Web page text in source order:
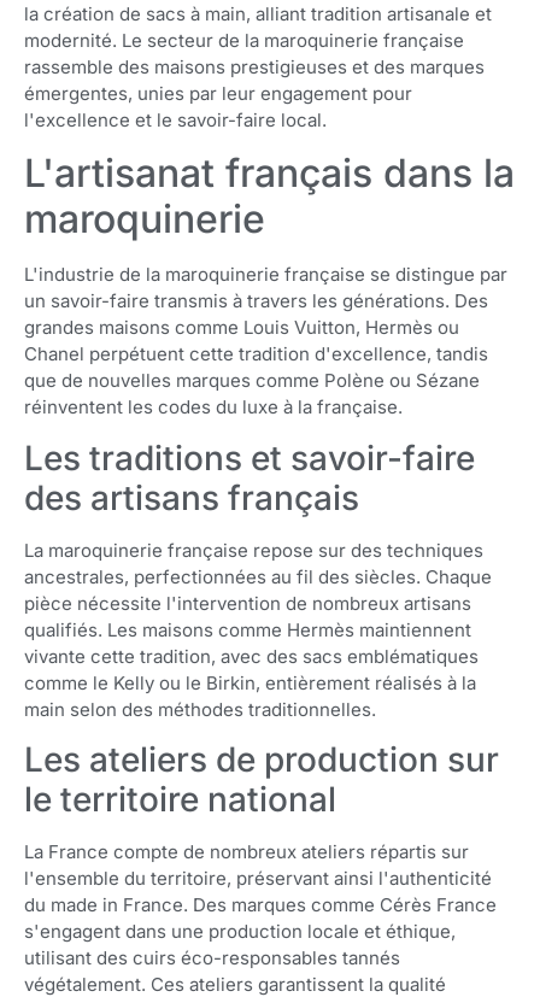
la création de sacs à main, alliant tradition artisanale et
modernité. Le secteur de la maroquinerie française
rassemble des maisons prestigieuses et des marques
émergentes, unies par leur engagement pour
l'excellence et le savoir-faire local.
L'artisanat français dans la
maroquinerie
L'industrie de la maroquinerie française se distingue par
un savoir-faire transmis à travers les générations. Des
grandes maisons comme Louis Vuitton, Hermès ou
Chanel perpétuent cette tradition d'excellence, tandis
que de nouvelles marques comme Polène ou Sézane
réinventent les codes du luxe à la française.
Les traditions et savoir-faire
des artisans français
La maroquinerie française repose sur des techniques
ancestrales, perfectionnées au fil des siècles. Chaque
pièce nécessite l'intervention de nombreux artisans
qualifiés. Les maisons comme Hermès maintiennent
vivante cette tradition, avec des sacs emblématiques
comme le Kelly ou le Birkin, entièrement réalisés à la
main selon des méthodes traditionnelles.
Les ateliers de production sur
le territoire national
La France compte de nombreux ateliers répartis sur
l'ensemble du territoire, préservant ainsi l'authenticité
du made in France. Des marques comme Cérès France
s'engagent dans une production locale et éthique,
utilisant des cuirs éco-responsables tannés
végétalement. Ces ateliers garantissent la qualité